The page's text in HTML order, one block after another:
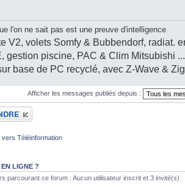
l'on ne sait pas est une preuve d'intelligence
V2, volets Somfy & Bubbendorf, radiat.
gestion piscine, PAC & Clim Mitsubishi ...
base de PC recyclé, avec Z-Wave &
Afficher les messages publiés depuis :
réponse
vers Téléinformation
LIGNE ?
parcourant ce forum : Aucun utilisateur inscrit et 3 invité(s)